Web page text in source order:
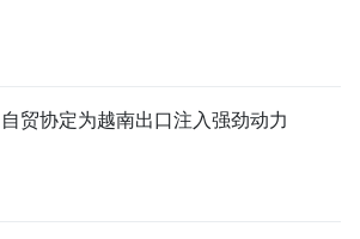
自贸协定为越南出口注入强劲动力